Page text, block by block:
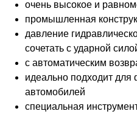
очень высокое и
промышленная
давление
сочетать с ударной
с автоматическим
идеально подходит для
автомобилей
специальная